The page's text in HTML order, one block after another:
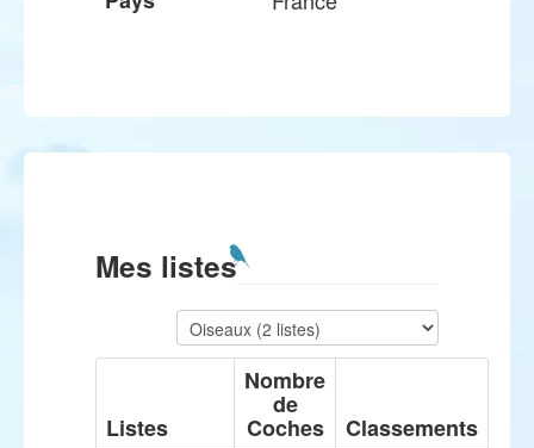
Mes listes
Listes
Nombre
de
Coches Classements